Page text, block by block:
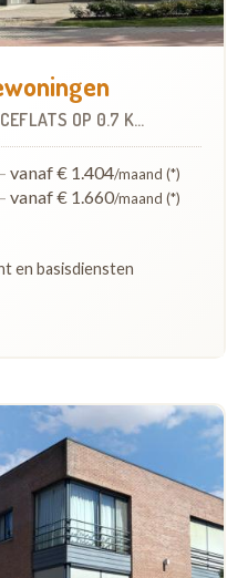
OP 0.7 KM
vanaf € 1.404/maand (*)
vanaf € 1.660/maand (*)
en basisdiensten